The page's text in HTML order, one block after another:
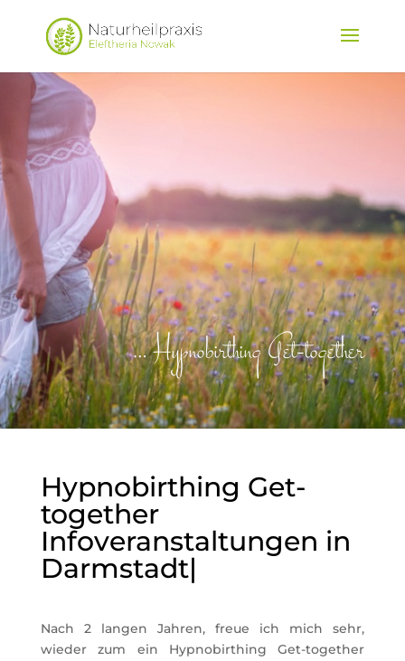
… Hypnobirthing Get-together
Hypnobirthing Get-
together
Infoveranstaltungen in
Darmstadt|
Nach 2 langen Jahren, freue ich mich sehr,
wieder zum ein Hypnobirthing Get-together